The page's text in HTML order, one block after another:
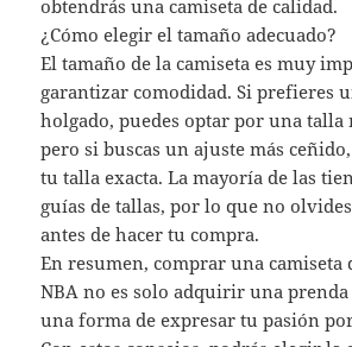
obtendrás una camiseta de calidad.
¿Cómo elegir el tamaño adecuado?
El tamaño de la camiseta es muy
garantizar comodidad. Si prefieres
holgado, puedes optar por una talla
pero si buscas un ajuste más
tu talla exacta. La mayoría de las
guías de tallas, por lo que no
antes de hacer tu compra.
En resumen, comprar una camiseta
NBA no es solo adquirir una
una forma de expresar tu pasión